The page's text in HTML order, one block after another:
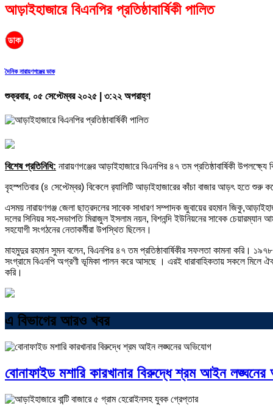
আড়াইহাজারে বিএনপির প্রতিষ্ঠাবার্ষিকী পালিত
দৈনিক নারায়ণগঞ্জের ডাক
শুক্রবার, ০৫ সেপ্টেম্বর ২০২৫ | ৩:২২ অপরাহ্ণ
বিশেষ প্রতিনিধি: নারায়ণগঞ্জের আড়াইহাজারে বিএনপির ৪৭ তম প্রতিষ্ঠাবার্ষিকী
বৃহস্পতিবার (৪ সেপ্টেম্বর) বিকেলে র‍্যালিটি আড়াইহাজারের কাঁচা বাজার আড়ৎ হতে শুরু
এসময় নারায়ণগঞ্জ জেলা ছাত্রদলের সাবেক সাধারণ সম্পাদক জুবায়ের রহমান
দলের সিনিয়র সহ-সভাপতি মিরাজুল ইসলাম নয়ন, বিশনন্দি ইউনিয়নের সাবেক
সহযোগী সংগঠনের নেতাকর্মীরা উপস্থিত ছিলেন।
মাহমুদুর রহমান সুমন বলেন, বিএনপির ৪৭ তম প্রতিষ্ঠাবার্ষিকীর সফলতা কামনা করি।
সংগ্রামে বিএনপি অগ্রণী ভূমিকা পালন করে আসছে । এরই ধারাবাহিকতায় সকলে মিলে
করি।
এ বিভাগের আরও খবর
বোনাফাইড মশারি কারখানার বিরুদ্ধে শ্রম আইন